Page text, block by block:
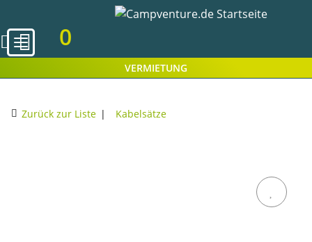
0
VERMIETUNG
Zurück zur Liste Kabelsätze